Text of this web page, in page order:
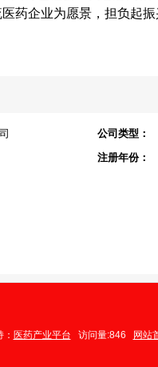
药企业为愿景，担负起
公司类型：
注册年份：
医药产业平台 访问量:846 网站